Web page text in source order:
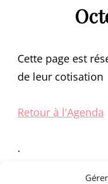
Cette page est
de leur cotisation
Retour à l'Agenda
.